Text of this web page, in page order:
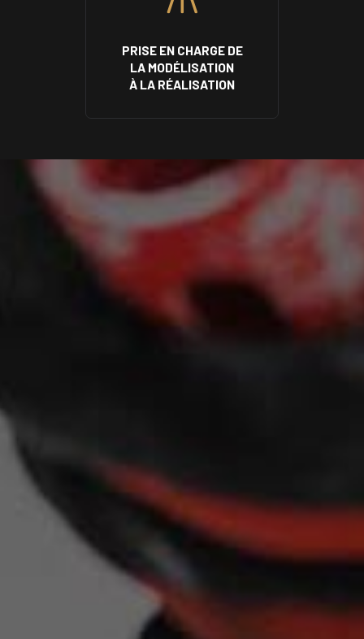
PRISE EN CHARGE DE
LA MODÉLISATION
À LA RÉALISATION